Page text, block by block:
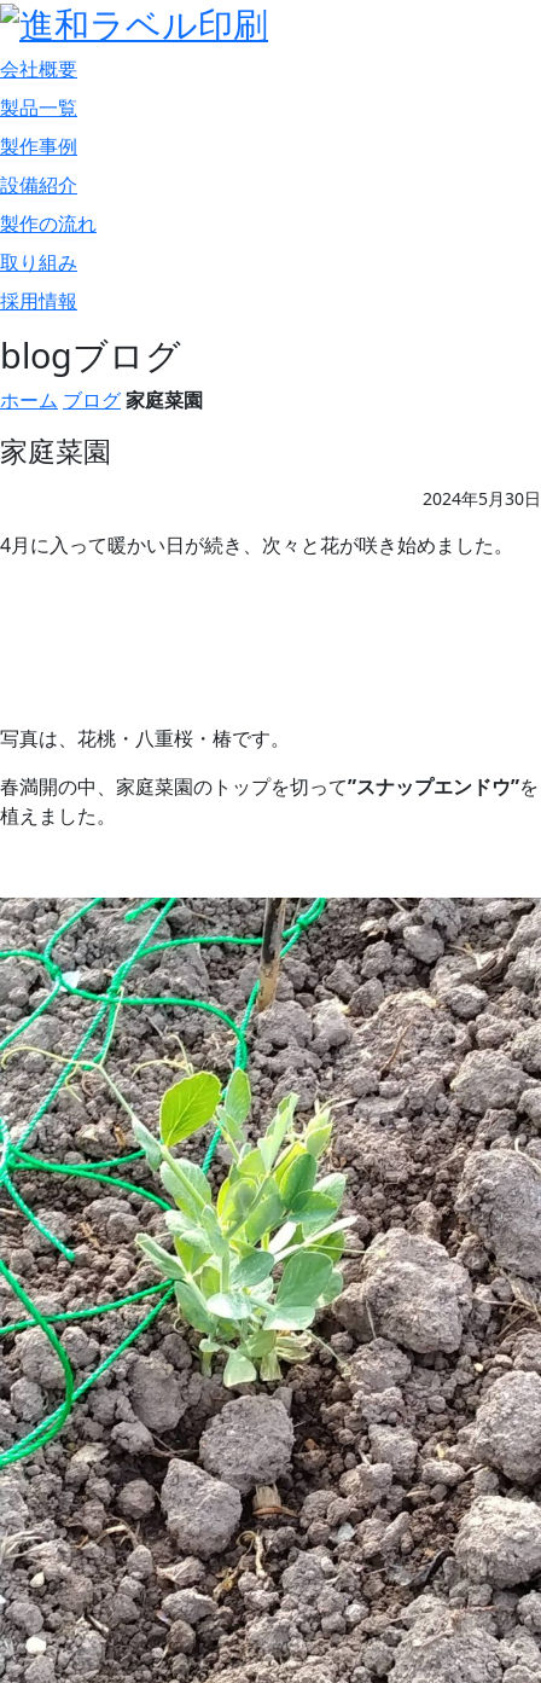
会社概要
製品一覧
製作事例
設備紹介
製作の流れ
取り組み
採用情報
blogブログ
ホーム ブログ家庭菜園
家庭菜園
2024年5月30日
4月に入って暖かい日が続き、次々と花が咲き始めました。
写真は、花桃・八重桜・椿です。
春満開の中、家庭菜園のトップを切って”スナップエンドウ”を
植えました。